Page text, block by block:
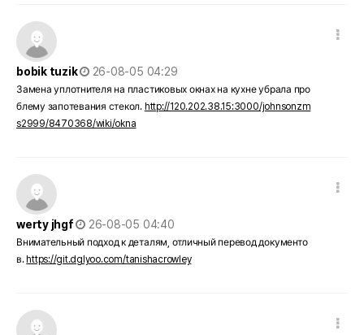
bobik tuzik
작성일
26-08-05 04:29
Замена уплотнителя на пластиковых окнах на кухне убрала про
блему запотевания стекол. http://120.202.38.15:3000/johnsonzm
s2999/8470368/wiki/okna
werty jhgf
작성일
26-08-05 04:40
Внимательный подход к деталям, отличный перевод документо
в. https://git.dglyoo.com/tanishacrowley